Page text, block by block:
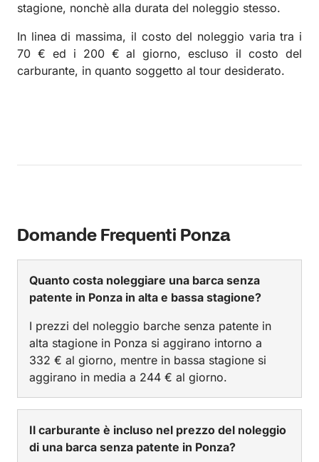
stagione, nonchè alla durata del noleggio stesso.
In linea di massima, il costo del noleggio varia tra i
70 € ed i 200 € al giorno, escluso il costo del
carburante, in quanto soggetto al tour desiderato.
Domande Frequenti Ponza
Quanto costa noleggiare una barca senza
patente in Ponza in alta e bassa stagione?
I prezzi del noleggio barche senza patente in
alta stagione in Ponza si aggirano intorno a
332 € al giorno, mentre in bassa stagione si
aggirano in media a 244 € al giorno.
Il carburante è incluso nel prezzo del noleggio
di una barca senza patente in Ponza?